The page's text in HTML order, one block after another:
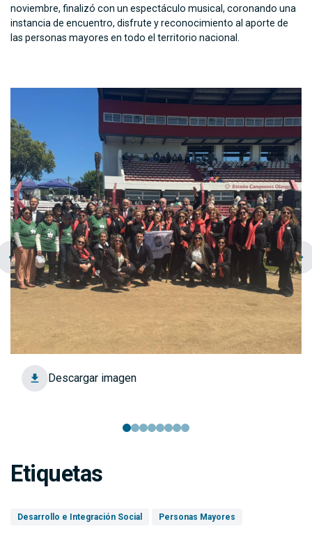
noviembre, finalizó con un espectáculo musical, coronando una
instancia de encuentro, disfrute y reconocimiento al aporte de
las personas mayores en todo el territorio nacional.
Descargar imagen
chevron_left navigate_next
Etiquetas
Desarrollo e Integración Social Personas Mayores